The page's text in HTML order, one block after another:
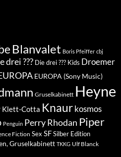
Blanvalet Boris Pfeiffer cbj
drei ??? Die drei ??? Kids Droemer
EUROPA (Sony Music)
Gruselkabinett Heyne
Klett-Cotta Knaur kosmos
Penguin Perry Rhodan Piper
Fiction Sex SFSilber Edition
Gruselkabinett TKKG Ulf Blanck